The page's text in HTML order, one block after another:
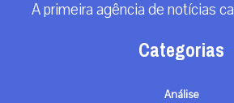
A primeira agência de notícias
Categorias
Análise